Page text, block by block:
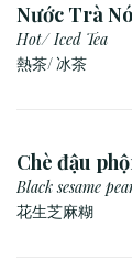
Nước Trà
Hot/ Iced Tea
熱茶/ 冰茶
Chè đậu
Black sesame
花生芝麻糊